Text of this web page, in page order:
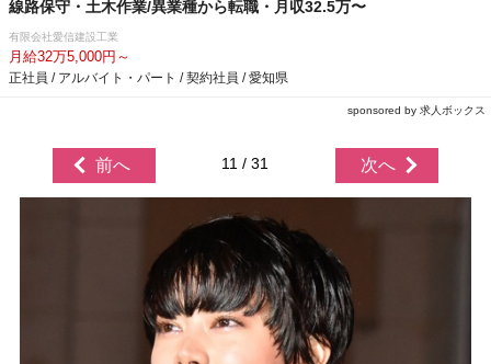
線路保守・土木作業/異業種から転職・月収32.5万〜
有限会社愛信建設工業
月給32万5,000円～
正社員 / アルバイト・パート / 契約社員 / 愛知県
sponsored by 求人ボックス
前へ 11 / 31 次へ